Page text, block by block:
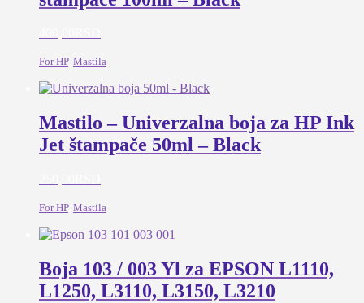
For HP, Mastila
Mastilo – Univerzalna boja za HP Ink
Jet štampače 50ml – Black
For HP, Mastila
Boja 103 / 003 Yl za EPSON L1110,
L1250, L3110, L3150, L3210